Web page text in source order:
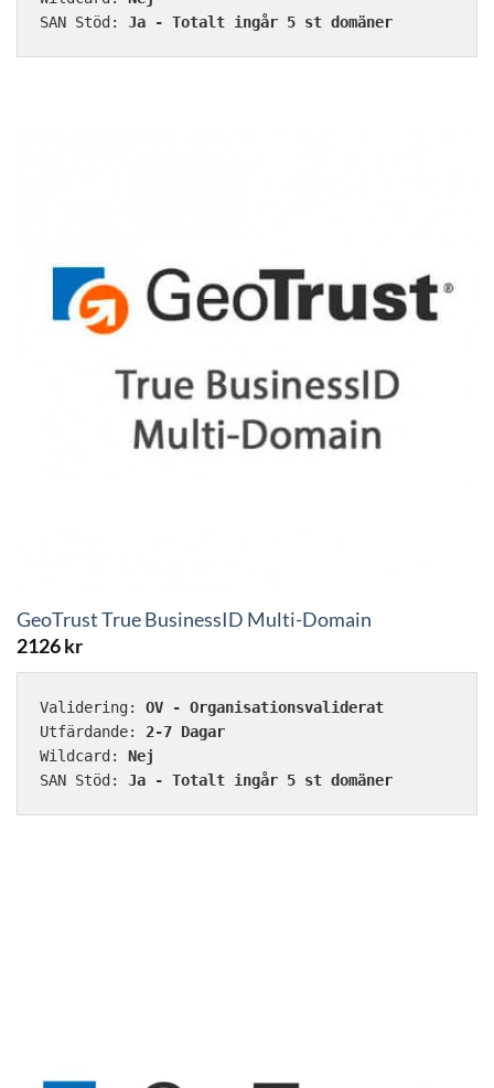
SAN Stöd: Ja - Totalt ingår 5 st domäner
GeoTrust True BusinessID Multi-Domain
2126kr
Validering: OV - Organisationsvaliderat
Utfärdande: 2-7 Dagar
Wildcard: Nej
SAN Stöd: Ja - Totalt ingår 5 st domäner